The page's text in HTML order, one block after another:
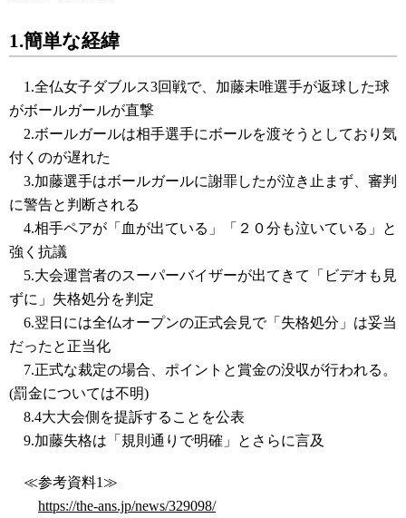
1.簡単な経緯
1.全仏女子ダブルス3回戦で、加藤未唯選手が返球した球
がボールガールが直撃
2.ボールガールは相手選手にボールを渡そうとしており気
付くのが遅れた
3.加藤選手はボールガールに謝罪したが泣き止まず、審判
に警告と判断される
4.相手ペアが「血が出ている」「２０分も泣いている」と
強く抗議
5.大会運営者のスーパーバイザーが出てきて「ビデオも見
ずに」失格処分を判定
6.翌日には全仏オープンの正式会見で「失格処分」は妥当
だったと正当化
7.正式な裁定の場合、ポイントと賞金の没収が行われる。
(罰金については不明)
8.4大大会側を提訴することを公表
9.加藤失格は「規則通りで明確」とさらに言及
≪参考資料1≫
https://the-ans.jp/news/329098/